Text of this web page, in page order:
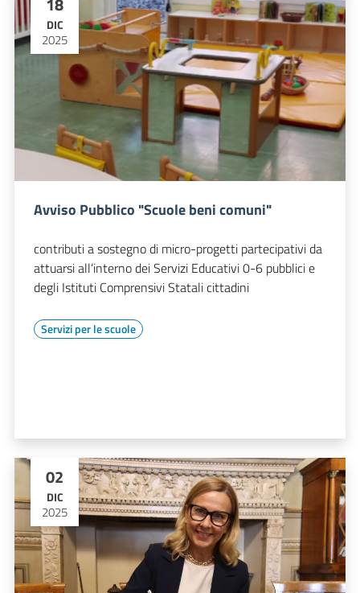
DIC
2025
Avviso Pubblico "Scuole beni comuni"
contributi a sostegno di micro-progetti partecipativi da
attuarsi all’interno dei Servizi Educativi 0-6 pubblici e
degli Istituti Comprensivi Statali cittadini
Servizi per le scuole
02
DIC
2025